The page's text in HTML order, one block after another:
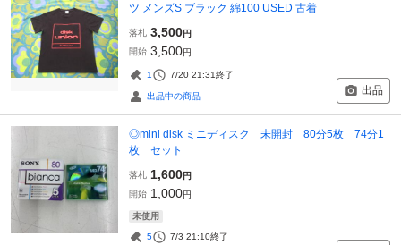
ツ メンズS ブラック 綿100 USED 古着
落札 3,500円
開始 3,500円
1 7/20 21:31終了
出品中の商品 出品
◎mini disk ミニディスク 未開封 80分5枚 74分1
枚 セット
落札 1,600円
開始 1,000円
未使用
5 7/3 21:10終了